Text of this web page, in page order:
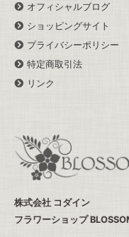
オフィシャルブログ
ショッピングサイト
プライバシーポリシー
特定商取引法
リンク
株式会社 コダイン
フラワーショップ